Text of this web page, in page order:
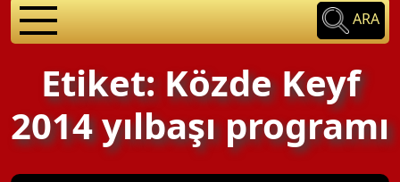
ARA
Etiket: Közde Keyf
2014 yılbaşı programı